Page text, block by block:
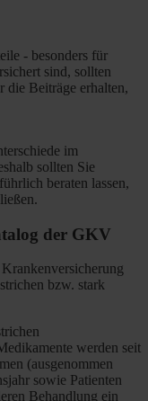
- besonders für
sind, sollten
die Beiträge erhalten,
im
sollten Sie
beraten lassen,
der GKV
bzw. stark
werden seit
(ausgenommen
sowie Patienten
Behandlung ein